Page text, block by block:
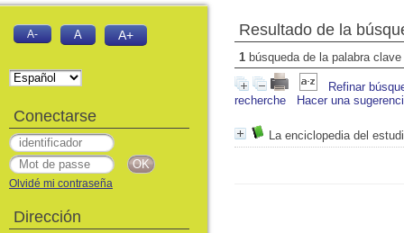
Resultado de la
1 búsqueda de la palabra clave
Refinar
recherche
Hacer una
La enciclopedia del
A- A A+
Conectarse
Olvidé mi contraseña
Dirección